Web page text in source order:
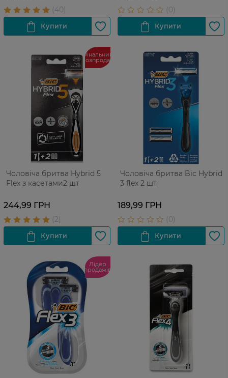
Фінальний
розпродаж
Чоловіча бритва Hybrid 5
Flex з касетами2 шт
244,99 ГРН
Чоловіча бритва Bic Hybrid
3 flex 2 шт
189,99 ГРН
Лідер
продажів